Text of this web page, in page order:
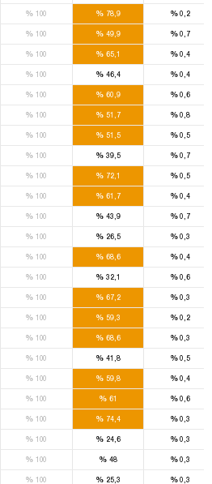
%100 % 78,9 %0,2
%100 % 49,9 %0,7
%100 % 65,1 %0,4
%100 % 46,4 %0,4
%100 % 60,9 %0,6
%100 % 51,7 %0,8
%100 % 51,5 %0,5
%100 % 39,5 %0,7
%100 % 72,1 %0,5
%100 % 61,7 %0,4
%100 % 43,9 %0,7
%100 % 26,5 %0,3
%100 % 68,6 %0,4
%100 % 32,1 %0,6
%100 % 67,2 %0,3
%100 % 59,3 %0,2
%100 % 68,6 %0,3
%100 % 41,8 %0,5
%100 % 59,8 %0,4
%100 % 61 %0,6
%100 % 74,4 %0,3
%100 % 24,6 %0,3
%100 % 48 %0,3
%100 % 25,3 %0,3